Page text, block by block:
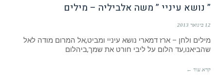
” נושא עיניי ” משה אלביליה – מילים
12 בינואר 2013
מילים ולחן – ארז דמארי נושא עיניי ומביט,אל המרום מודה לאל
שהביאנו,עד הלום על ליבי חורט את שמך,ביהלום
קרא עוד ←